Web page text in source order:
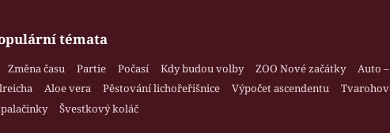
témata
Změna času Partie Počasí Kdy budou volby ZOO Nové začátky
Auto
Aloe vera Pěstování lichořeřišnice Výpočet ascendentu
Švestkový koláč